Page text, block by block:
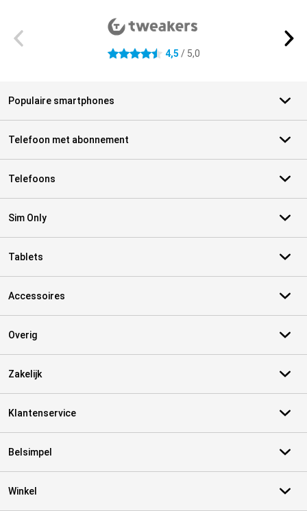
4.5 sterren 4,5 / 5,0
Populaire smartphones
Telefoon met abonnement
Telefoons
Sim Only
Tablets
Accessoires
Overig
Zakelijk
Klantenservice
Belsimpel
Winkel